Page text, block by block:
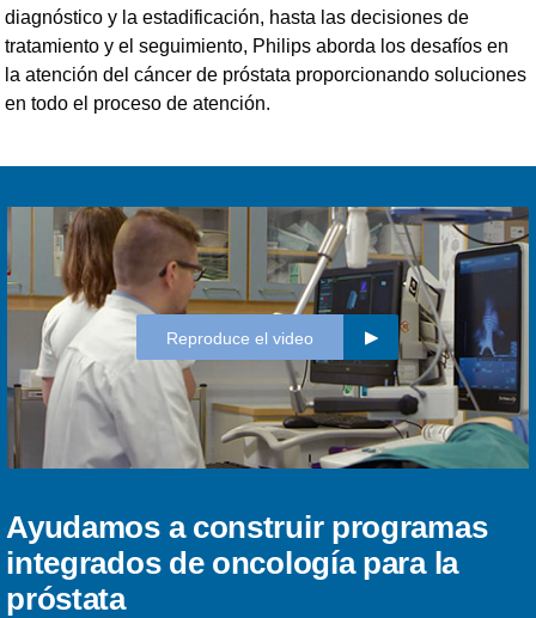
diagnóstico y la estadificación, hasta las decisiones de
tratamiento y el seguimiento, Philips aborda los desafíos en
la atención del cáncer de próstata proporcionando soluciones
en todo el proceso de atención.
Reproduce el video
Ayudamos a construir programas
integrados de oncología para la
próstata